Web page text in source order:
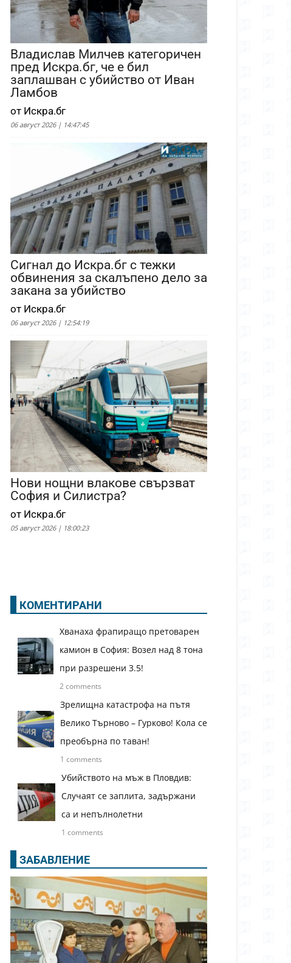
Владислав Милчев категоричен
пред Искра.бг, че е бил
заплашван с убийство от Иван
Ламбов
от Искра.бг
06 август 2026 | 14:47:45
Сигнал до Искра.бг с тежки
обвинения за скалъпено дело за
закана за убийство
от Искра.бг
06 август 2026 | 12:54:19
Нови нощни влакове свързват
София и Силистра?
от Искра.бг
05 август 2026 | 18:00:23
КОМЕНТИРАНИ
Хванаха фрапиращо претоварен
камион в София: Возел над 8 тона
при разрешени 3.5!
2 comments
Зрелищна катастрофа на пътя
Велико Търново – Гурково! Кола се
преобърна по таван!
1 comments
Убийството на мъж в Пловдив:
Случаят се заплита, задържани
са и непълнолетни
1 comments
ЗАБАВЛЕНИЕ